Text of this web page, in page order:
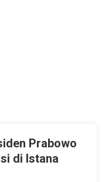
Prabowo
di Istana